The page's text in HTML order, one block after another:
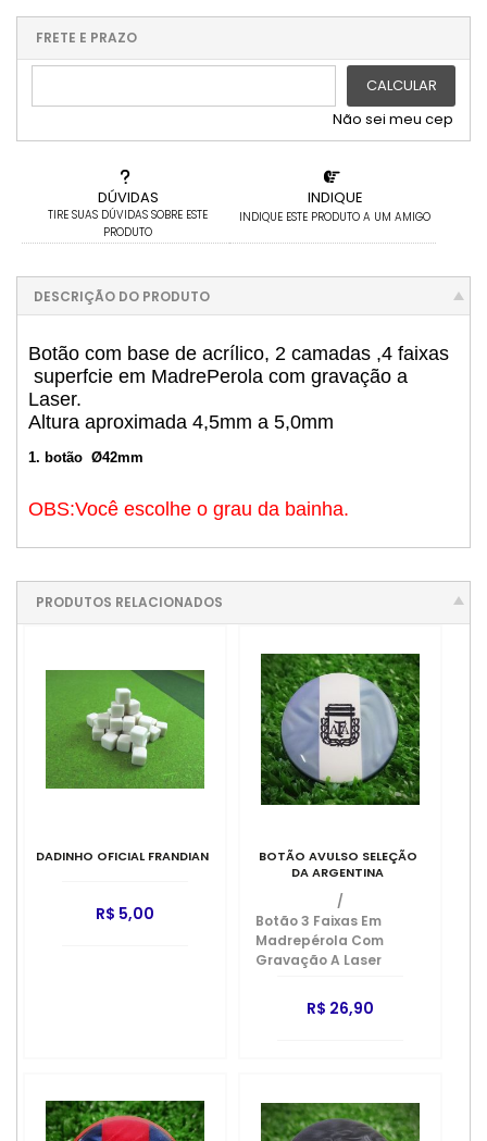
DÚVIDAS
TIRE SUAS DÚVIDAS SOBRE ESTE
PRODUTO
INDIQUE
INDIQUE ESTE PRODUTO A UM AMIGO
5x com juros de R$ 6,14
.
.
...
....
FRETE E PRAZO
CALCULAR
Não sei meu cep
DESCRIÇÃO DO PRODUTO
Botão com base de acrílico, 2 camadas ,4 faixas
superfcie em MadrePerola com gravação a
Laser.
Altura aproximada 4,5mm a 5,0mm
1. botão Ø42mm
OBS:Você escolhe o grau da bainha.
PRODUTOS RELACIONADOS
DADINHO OFICIAL FRANDIAN
R$ 5,00
BOTÃO AVULSO SELEÇÃO
DA ARGENTINA
/
Botão 3 Faixas Em
Madrepérola Com
Gravação A Laser
R$ 26,90